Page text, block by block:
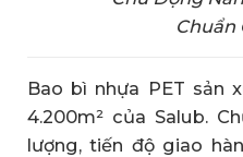
Chuẩn
Bao bì nhựa PET sản
4.200m² của Salub.
lượng, tiến độ giao